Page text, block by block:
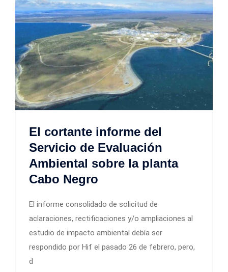
El cortante informe del
Servicio de Evaluación
Ambiental sobre la planta
Cabo Negro
El informe consolidado de solicitud de
aclaraciones, rectificaciones y/o ampliaciones al
estudio de impacto ambiental debía ser
respondido por Hif el pasado 26 de febrero, pero,
d